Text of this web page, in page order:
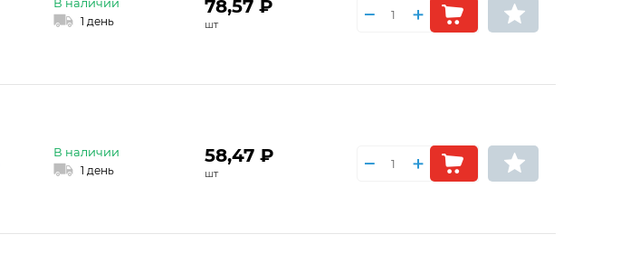
78,57 ₽
1 день
58,47 ₽
В наличии
1 день